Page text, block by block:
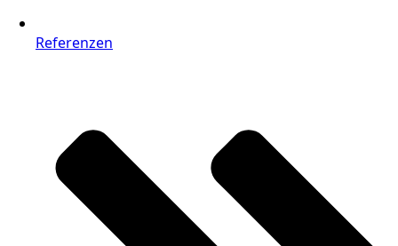
Referenzen